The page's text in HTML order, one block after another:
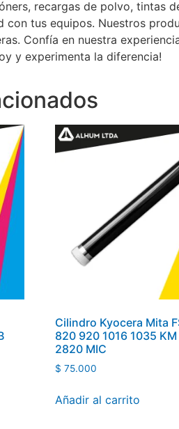
recargas de polvo, tintas
con tus equipos. Nuestros
Confía en nuestra
y experimenta la diferencia!
Cilindro Kyocera Mita
820 920 1016 1035
2820 MIC
$ 75.000
Añadir al carrito